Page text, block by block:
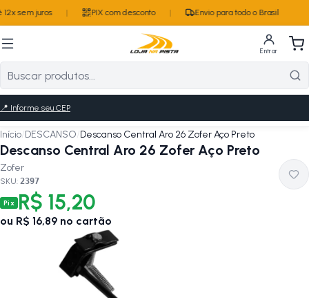
sem juros PIX com desconto Envio para todo o Brasil
Entrar
📍 Informe seu CEP
Início/DESCANSO/Descanso Central Aro 26 Zofer Aço Preto
Descanso Central Aro 26 Zofer Aço Preto
Zofer
SKU: 2397
Pix R$ 15,20
ou R$ 16,89 no cartão